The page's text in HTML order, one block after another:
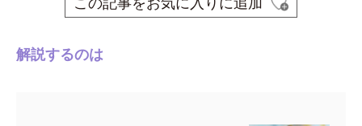
解説するのは